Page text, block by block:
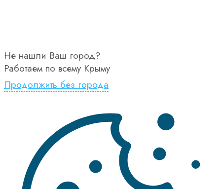
Не нашли Ваш город?
Работаем по всему Крыму
Продолжить без города